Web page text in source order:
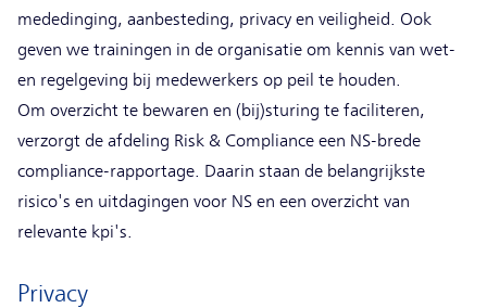
mededinging, aanbesteding, privacy en veiligheid. Ook
geven we trainingen in de organisatie om kennis van wet-
en regelgeving bij medewerkers op peil te houden.
Om overzicht te bewaren en (bij)sturing te faciliteren,
verzorgt de afdeling Risk & Compliance een NS-brede
compliance-rapportage. Daarin staan de belangrijkste
risico's en uitdagingen voor NS en een overzicht van
relevante kpi's.
Privacy